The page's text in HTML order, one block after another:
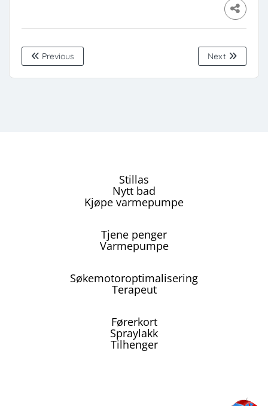
Previous Next
Stillas
Nytt bad
Kjøpe varmepumpe
Tjene penger
Varmepumpe
Søkemotoroptimalisering
Terapeut
Førerkort
Spraylakk
Tilhenger